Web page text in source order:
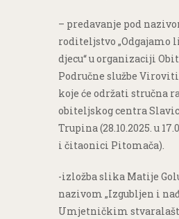
– predavanje pod
roditeljstvo „Odgajamo
djecu“ u organizaciji
Područne službe
koje će održati stručna
obiteljskog centra
Trupina (28.10.2025. u
i čitaonici Pitomača).
-izložba slika Matije
nazivom „Izgubljen i
Umjetničkim